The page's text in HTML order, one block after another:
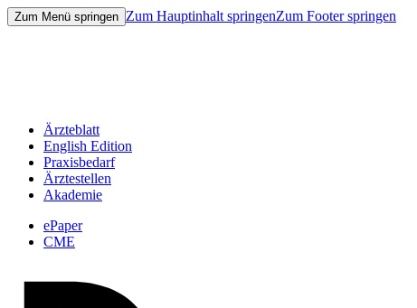
Zum Menü springen Zum Hauptinhalt springenZum Footer springen
Ärzteblatt
English Edition
Praxisbedarf
Ärztestellen
Akademie
ePaper
CME